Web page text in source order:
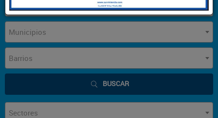
Tipo de inmueble
Municipios
Barrios
BUSCAR
Sectores